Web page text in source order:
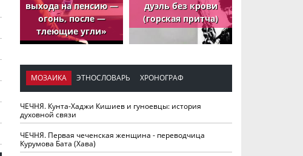
выхода на пенсию —
огонь, после —
тлеющие угли»
дуэль без крови
(горская притча)
МОЗАИКА ЭТНОСЛОВАРЬ ХРОНОГРАФ
ЧЕЧНЯ. Кунта-Хаджи Кишиев и гуноевцы: история
духовной связи
ЧЕЧНЯ. Первая чеченская женщина - переводчица
Курумова Бата (Хава)